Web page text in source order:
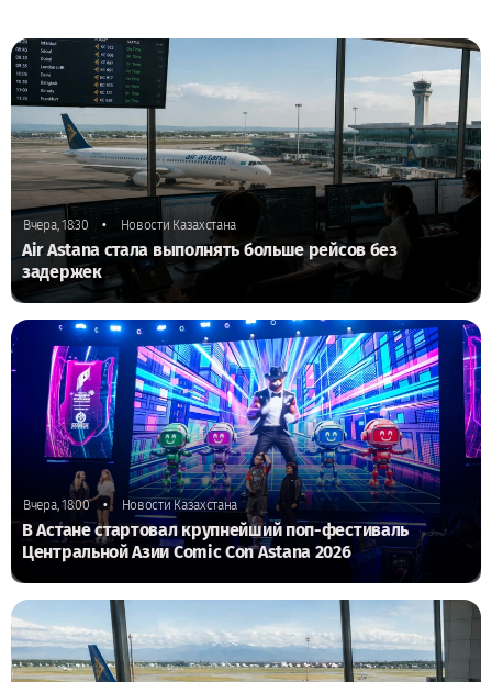
Вчера, 18:30 • Новости Казахстана
Air Astana стала выполнять больше рейсов без
задержек
Вчера, 18:00 • Новости Казахстана
В Астане стартовал крупнейший поп-фестиваль
Центральной Азии Comic Con Astana 2026